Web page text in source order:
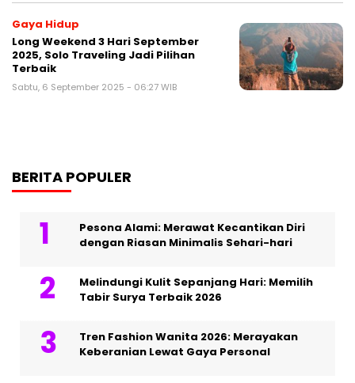
Gaya Hidup
Long Weekend 3 Hari September
2025, Solo Traveling Jadi Pilihan
Terbaik
Sabtu, 6 September 2025 - 06:27 WIB
BERITA POPULER
Pesona Alami: Merawat Kecantikan Diri
dengan Riasan Minimalis Sehari-hari
Melindungi Kulit Sepanjang Hari: Memilih
Tabir Surya Terbaik 2026
Tren Fashion Wanita 2026: Merayakan
Keberanian Lewat Gaya Personal